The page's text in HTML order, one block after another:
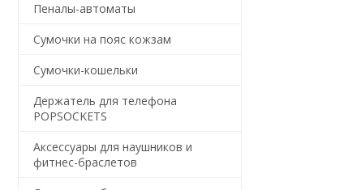
Пеналы-автоматы
Сумочки на пояс кожзам
Сумочки-кошельки
Держатель для телефона
POPSOCKETS
Аксессуары для наушников и
фитнес-браслетов